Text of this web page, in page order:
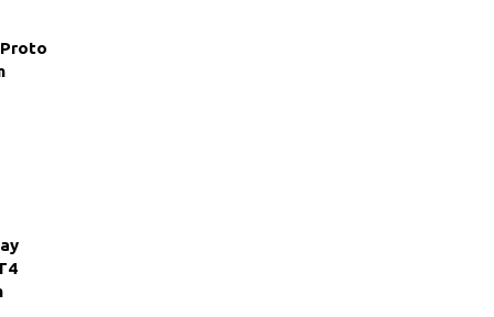
Proto